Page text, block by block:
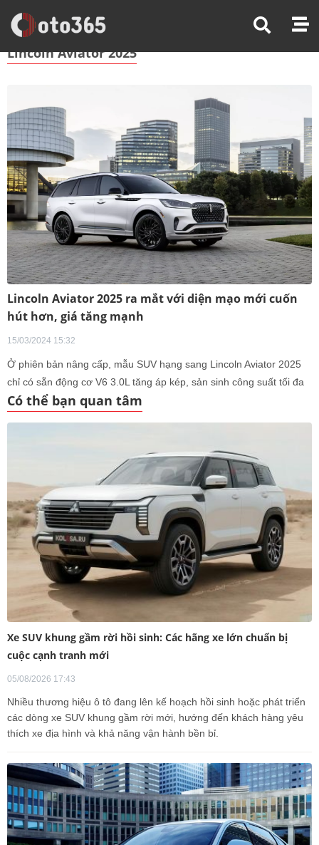
Trang Chủ Lincoln Aviator 2025
Lincoln Aviator 2025
Lincoln Aviator 2025 ra mắt với diện mạo mới cuốn
hút hơn, giá tăng mạnh
15/03/2024 15:32
Ở phiên bản nâng cấp, mẫu SUV hạng sang Lincoln Aviator 2025
chỉ có sẵn động cơ V6 3.0L tăng áp kép, sản sinh công suất tối đa
400 mã lực. Xe có giá khởi điểm từ 58.495 USD tại thị trường Mỹ.
Có thể bạn quan tâm
Xe SUV khung gầm rời hồi sinh: Các hãng xe lớn chuẩn bị
cuộc cạnh tranh mới
05/08/2026 17:43
Nhiều thương hiệu ô tô đang lên kế hoạch hồi sinh hoặc phát triển
các dòng xe SUV khung gầm rời mới, hướng đến khách hàng yêu
thích xe địa hình và khả năng vận hành bền bỉ.